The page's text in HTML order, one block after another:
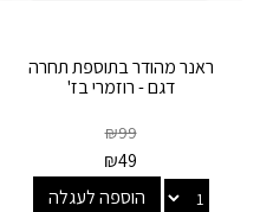
ראנר מהודר בתוספת תחרה
דגם - רוזמרי בז'
₪99
₪49
הוספה לעגלה